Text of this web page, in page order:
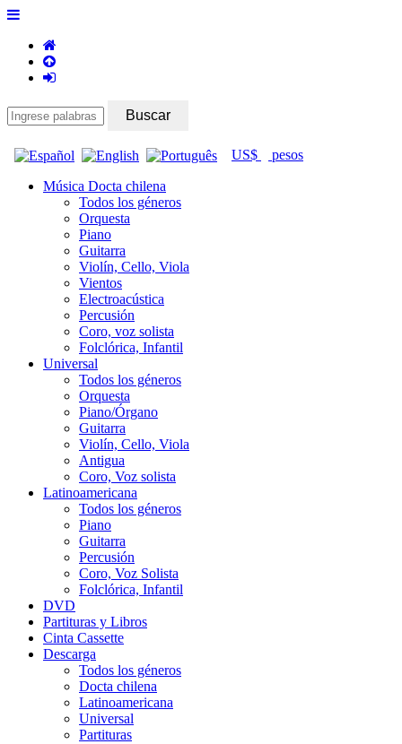
US$ pesos
Música Docta chilena
Todos los géneros
Orquesta
Piano
Guitarra
Violín, Cello, Viola
Vientos
Electroacústica
Percusión
Coro, voz solista
Folclórica, Infantil
Universal
Todos los géneros
Orquesta
Piano/Órgano
Guitarra
Violín, Cello, Viola
Antigua
Coro, Voz solista
Latinoamericana
Todos los géneros
Piano
Guitarra
Percusión
Coro, Voz Solista
Folclórica, Infantil
DVD
Partituras y Libros
Cinta Cassette
Descarga
Todos los géneros
Docta chilena
Latinoamericana
Universal
Partituras